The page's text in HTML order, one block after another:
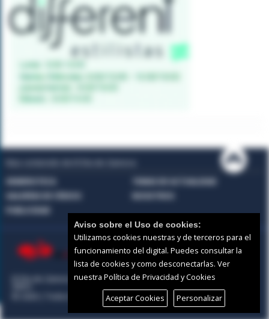
TEMAS DE ACTUALIDAD
El Día de Zamora |Términos de uso |Protección de
© 2026 | Todos los derechos reservados
Aviso sobre el Uso de cookies:
Utilizamos cookies nuestras y de terceros para el
funcionamiento del digital. Puedes consultar la
lista de cookies y como desconectarlas. Ver
nuestra Política de Privacidad y Cookies
Aceptar Cookies
Personalizar